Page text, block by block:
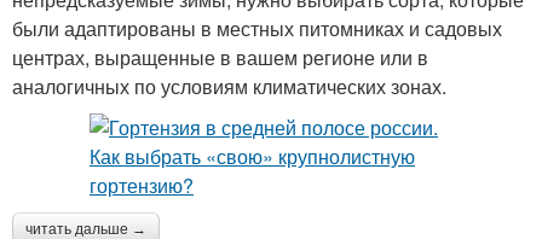
были адаптированы в местных питомниках и садовых
центрах, выращенные в вашем регионе или в
аналогичных по условиям климатических зонах.
читать дальше →